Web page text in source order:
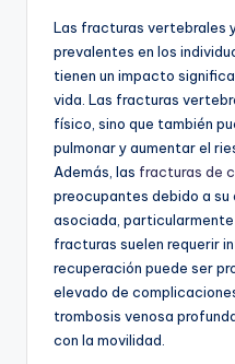
Las fracturas vertebrales
prevalentes en los
tienen un impacto
vida. Las fracturas
físico, sino que también
pulmonar y aumentar el
Además, las fracturas de
preocupantes debido a
asociada,
fracturas suelen requerir
recuperación puede ser
elevado de
trombosis venosa
con la movilidad.